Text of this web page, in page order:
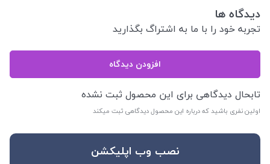
دیدگاه ها
تجربه خود را با ما به اشتراگ بگذارید
افزودن دیدگاه
تابحال دیدگاهی برای این محصول ثبت نشده
اولین نفری باشید که درباره این محصول دیدگاهی ثبت میکند
نصب وب اپلیکشن